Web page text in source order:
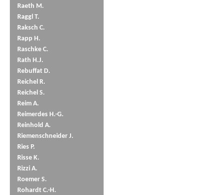
Raeth M.
Raggl T.
Raksch C.
Rapp H.
Raschke C.
Rath H.J.
Rebuffat D.
Reichel R.
Reichel S.
Reim A.
Reimerdes H.-G.
Reinhold A.
Riemenschneider J.
Ries P.
Risse K.
Rizzi A.
Roemer S.
Rohardt C.-H.